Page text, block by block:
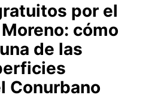
por el
cómo
de las
Conurbano